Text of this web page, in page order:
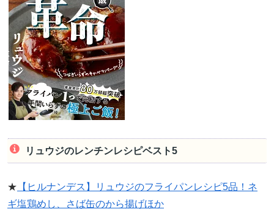
リュウジのレンチンレシピベスト5
★ 【ヒルナンデス】リュウジのフライパンレシピ5品！ネ
ギ塩鶏めし、さば缶のから揚げほか